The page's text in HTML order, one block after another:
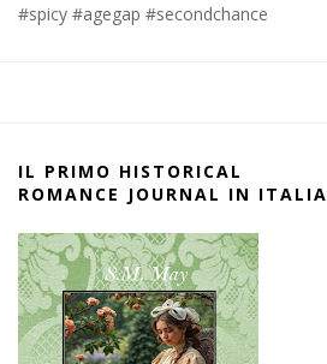
#spicy #agegap #secondchance
IL PRIMO HISTORICAL
ROMANCE JOURNAL IN ITALIA